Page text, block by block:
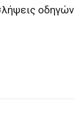
οδηγών